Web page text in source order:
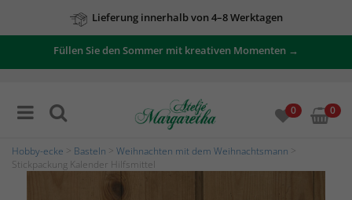
Füllen Sie den Sommer mit kreativen Momenten →
0 0
Hobby-ecke Basteln Weihnachten mit dem Weihnachtsmann
Stickpackung Kalender Hilfsmittel